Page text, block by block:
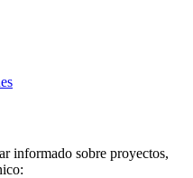
informado sobre proyectos,